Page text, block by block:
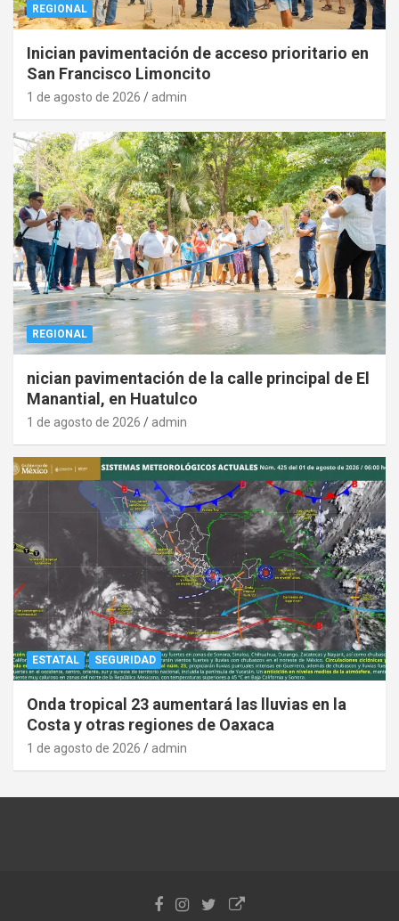
REGIONAL
Inician pavimentación de acceso prioritario en
San Francisco Limoncito
1 de agosto de 2026 admin
REGIONAL
nician pavimentación de la calle principal de El
Manantial, en Huatulco
1 de agosto de 2026 admin
ESTATAL SEGURIDAD
Onda tropical 23 aumentará las lluvias en la
Costa y otras regiones de Oaxaca
1 de agosto de 2026 admin